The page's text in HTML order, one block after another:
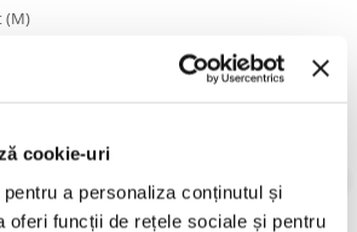
cookie-uri
a personaliza conținutul și
oferi funcții de rețele sociale și pentru
(M)
Funk / Soul, Pop
Synth-pop, Art Rock, Nu-Disco, Ballad
produs